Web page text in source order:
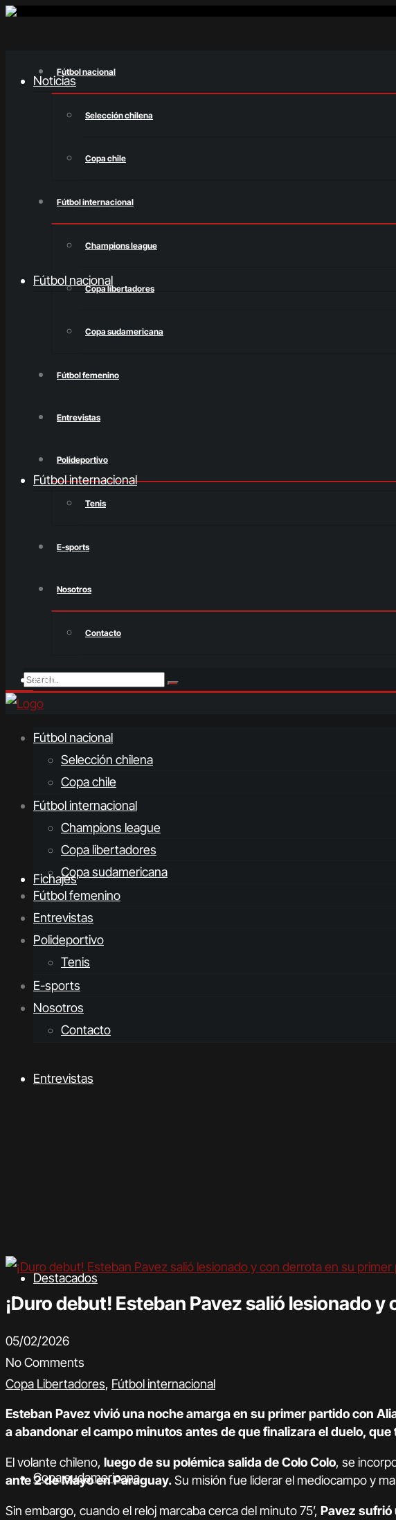
Fútbol nacional
Selección chilena
Copa chile
Fútbol internacional
Champions league
Copa libertadores
Copa sudamericana
Fútbol femenino
Entrevistas
Polideportivo
Tenis
E-sports
Nosotros
Contacto
Fútbol nacional
Selección chilena
Copa chile
Fútbol internacional
Champions league
Copa libertadores
Copa sudamericana
Fútbol femenino
Entrevistas
Polideportivo
Tenis
E-sports
Nosotros
Contacto
¡Duro debut! Esteban Pavez salió lesionado
05/02/2026
No Comments
Copa Libertadores, Fútbol internacional
Esteban Pavez vivió una noche amarga en su primer partido con
a abandonar el campo minutos antes de que finalizara el duelo,
El volante chileno, luego de su polémica salida de Colo Colo, se
ante 2 de Mayo en Paraguay.Su misión fue liderar el mediocampo y
Sin embargo, cuando el reloj marcaba cerca del minuto 75’, Pavez sufrió
Copa sudamericana
Destacados
Entrevistas
Fichajes
Fútbol femenino
Fútbol internacional
Fútbol nacional
Noticias